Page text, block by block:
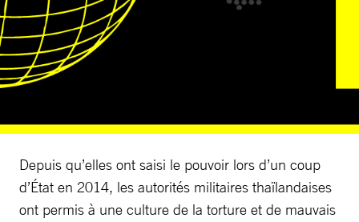
Depuis qu’elles ont saisi le pouvoir lors d’un coup
d’État en 2014, les autorités militaires thaïlandaises
ont permis à une culture de la torture et de mauvais